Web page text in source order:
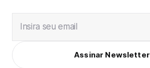
Insira seu email
Assinar Newsletter